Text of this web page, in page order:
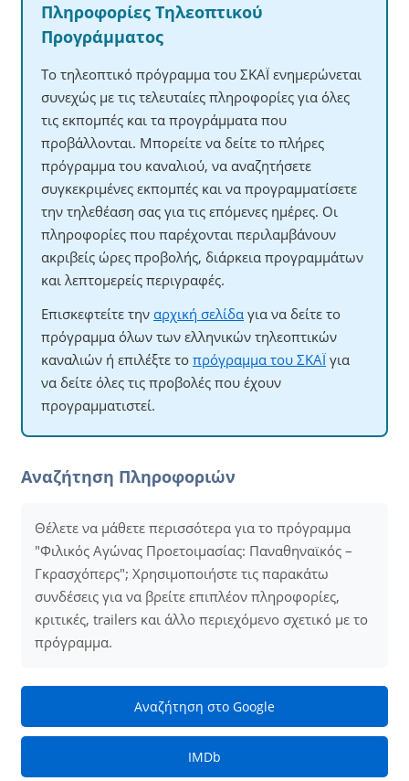
Πληροφορίες Τηλεοπτικού
Προγράμματος
Το τηλεοπτικό πρόγραμμα του ΣΚΑΪ ενημερώνεται
συνεχώς με τις τελευταίες πληροφορίες για όλες
τις εκπομπές και τα προγράμματα που
προβάλλονται. Μπορείτε να δείτε το πλήρες
πρόγραμμα του καναλιού, να αναζητήσετε
συγκεκριμένες εκπομπές και να προγραμματίσετε
την τηλεθέαση σας για τις επόμενες ημέρες. Οι
πληροφορίες που παρέχονται περιλαμβάνουν
ακριβείς ώρες προβολής, διάρκεια προγραμμάτων
και λεπτομερείς περιγραφές.
Επισκεφτείτε την αρχική σελίδα για να δείτε το
πρόγραμμα όλων των ελληνικών τηλεοπτικών
καναλιών ή επιλέξτε το πρόγραμμα του ΣΚΑΪ για
να δείτε όλες τις προβολές που έχουν
προγραμματιστεί.
Αναζήτηση Πληροφοριών
Θέλετε να μάθετε περισσότερα για το πρόγραμμα
"Φιλικός Αγώνας Προετοιμασίας: Παναθηναϊκός –
Γκρασχόπερς"; Χρησιμοποιήστε τις παρακάτω
συνδέσεις για να βρείτε επιπλέον πληροφορίες,
κριτικές, trailers και άλλο περιεχόμενο σχετικό με το
πρόγραμμα.
Αναζήτηση στο Google
IMDb